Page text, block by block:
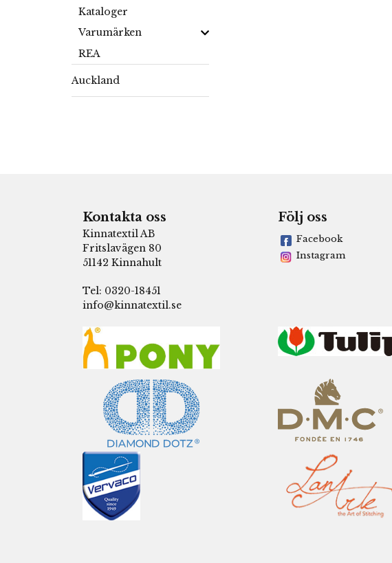
Kataloger
Varumärken
REA
Auckland
Kontakta oss
Kinnatextil AB
Fritslavägen 80
51142 Kinnahult
Tel: 0320-18451
info@kinnatextil.se
Följ oss
Facebook
Instagram